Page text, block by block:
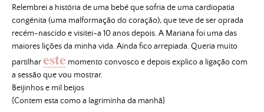
Relembrei a história de uma bebé que sofria de uma cardiopatia
congénita (uma malformação do coração), que teve de ser oprada
recém-nascido e visitei-a 10 anos depois. A Mariana foi uma das
maiores lições da minha vida. Ainda fico arrepiada. Queria muito
partilhareste momento convosco e depois explico a ligação com
a sessão que vou mostrar.
Beijinhos e mil beijos
{Contem esta como a lagriminha da manhã}